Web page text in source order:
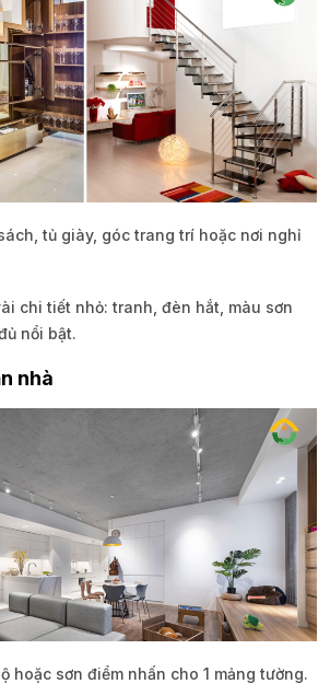
tủ giày, góc trang trí hoặc nơi nghỉ
chi tiết nhỏ: tranh, đèn hắt, màu sơn
nổi bật.
nhà
hoặc sơn điểm nhấn cho 1 mảng tường.